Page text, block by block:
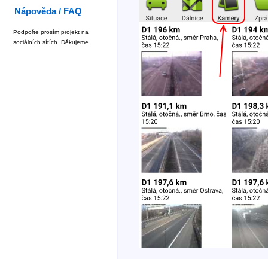
Nápověda / FAQ
Podpořte prosím projekt na
sociálních sítích. Děkujeme